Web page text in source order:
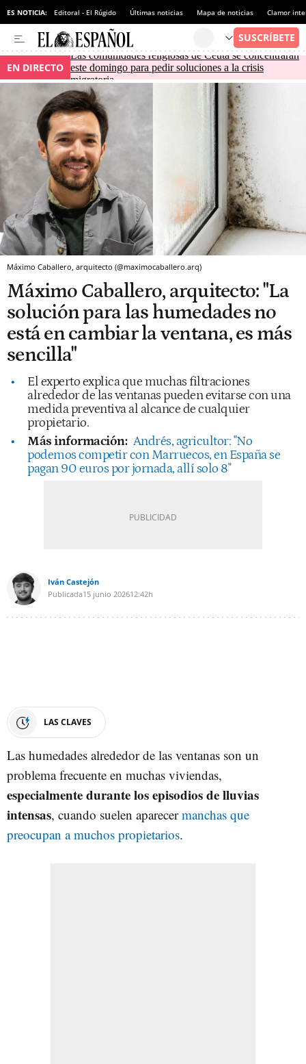
ES NOTICIA: Editoral - El Rúgido Últimas noticias Mapa de noticias Clamor
EN DIRECTO
Las comunidades religiosas de Ceuta se concentrarán
este domingo para pedir soluciones a la crisis
migratoria
Máximo Caballero, arquitecto (@maximocaballero.arq)
Máximo Caballero, arquitecto: "La
solución para las humedades no
está en cambiar la ventana, es más
sencilla"
El experto explica que muchas filtraciones
alrededor de las ventanas pueden evitarse con una
medida preventiva al alcance de cualquier
propietario.
Más información: Andrés, agricultor: "No
podemos competir con Marruecos, en España se
pagan 90 euros por jornada, allí solo 8"
Iván Castejón
Publicada15 junio 202612:42h
LAS CLAVES
Las humedades alrededor de las ventanas son un
problema frecuente en muchas viviendas,
especialmente durante los episodios de lluvias
intensas, cuando suelen aparecermanchas que
preocupan a muchos propietarios.